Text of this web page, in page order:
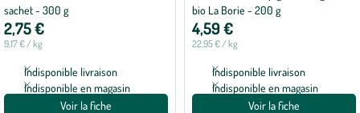
sachet - 300 g
2,75 €
9,17 € / kg
Indisponible livraison
Indisponible en magasin
Voir la fiche
bio La Borie - 200 g
4,59 €
22,95 € / kg
Indisponible livraison
Indisponible en magasin
Voir la fiche